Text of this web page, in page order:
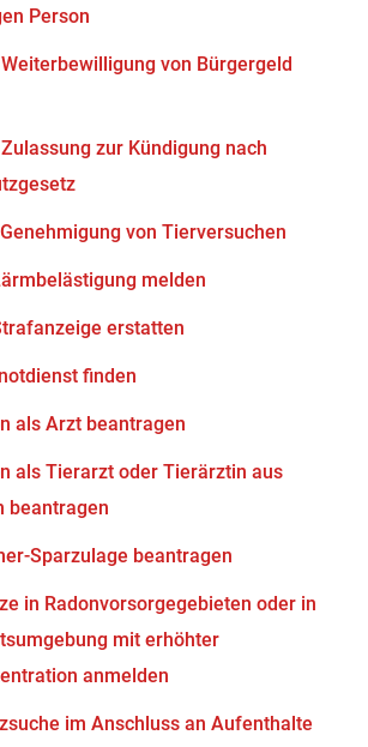
Person
von Bürgergeld
zur Kündigung nach
von Tierversuchen
melden
erstatten
finden
als Arzt beantragen
als Tierarzt oder Tierärztin aus
beantragen
Sparzulage beantragen
in Radonvorsorgegebieten oder in
mit erhöhter
anmelden
im Anschluss an Aufenthalte